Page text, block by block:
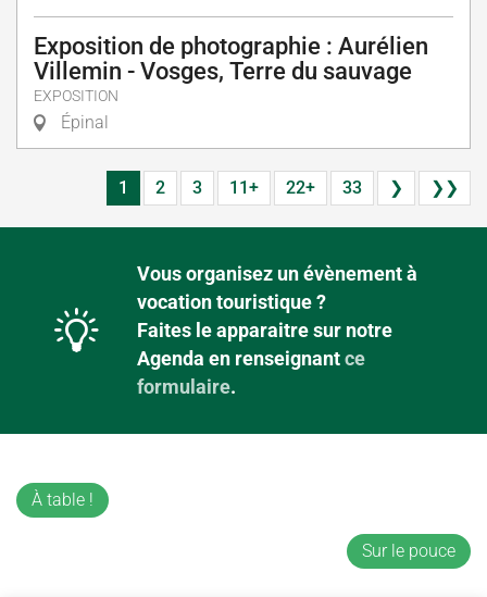
Exposition de photographie : Aurélien
Villemin - Vosges, Terre du sauvage
EXPOSITION
Épinal
1 2 3 11+ 22+ 33 ❯ ❯❯
Vous organisez un évènement à
vocation touristique ?
Faites le apparaitre sur notre
Agenda en renseignantce
formulaire.
À table !
Sur le pouce